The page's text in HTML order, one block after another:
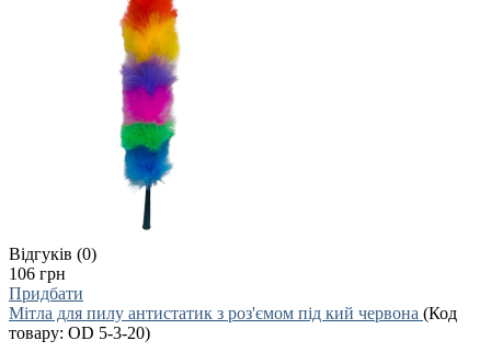
Відгуків (0)
106 грн
Придбати
Мітла для пилу антистатик з роз'ємом під кий червона (Код
товару: OD 5-3-20)